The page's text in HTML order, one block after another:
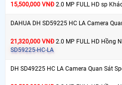
15,500,000 VNĐ 2.0 MP FULL HD sp
DAHUA DH SD59225 HC LA Camera
21,320,000 VNĐ 2.0 MP FULL HD Hồng
SD59225-HC-LA
DH SD49225 HC LA Camera Quan Sát